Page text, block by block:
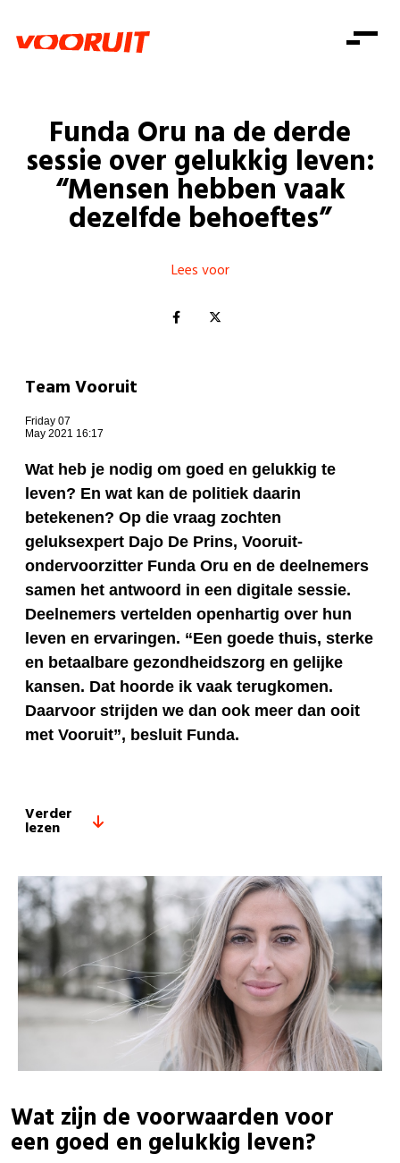
Zorg
Gelijke kansen
Welzijn
Kinderen en jongeren
Onze mensen
Standpunten
Vacatures
Doe mee
Doe mee
Word lid
Shop
Zoeken
Login
Login
Funda Oru na de derde
sessie over gelukkig leven:
“Mensen hebben vaak
dezelfde behoeftes”
Lees voor
Team Vooruit
Friday 07
May 2021 16:17
Wat heb je nodig om goed en gelukkig te
leven? En wat kan de politiek daarin
betekenen? Op die vraag zochten
geluksexpert Dajo De Prins, Vooruit-
ondervoorzitter Funda Oru en de deelnemers
samen het antwoord in een digitale sessie.
Deelnemers vertelden openhartig over hun
leven en ervaringen. “Een goede thuis, sterke
en betaalbare gezondheidszorg en gelijke
kansen. Dat hoorde ik vaak terugkomen.
Daarvoor strijden we dan ook meer dan ooit
met Vooruit”, besluit Funda.
Verder
lezen
Wat zijn de voorwaarden voor
een goed en gelukkig leven?